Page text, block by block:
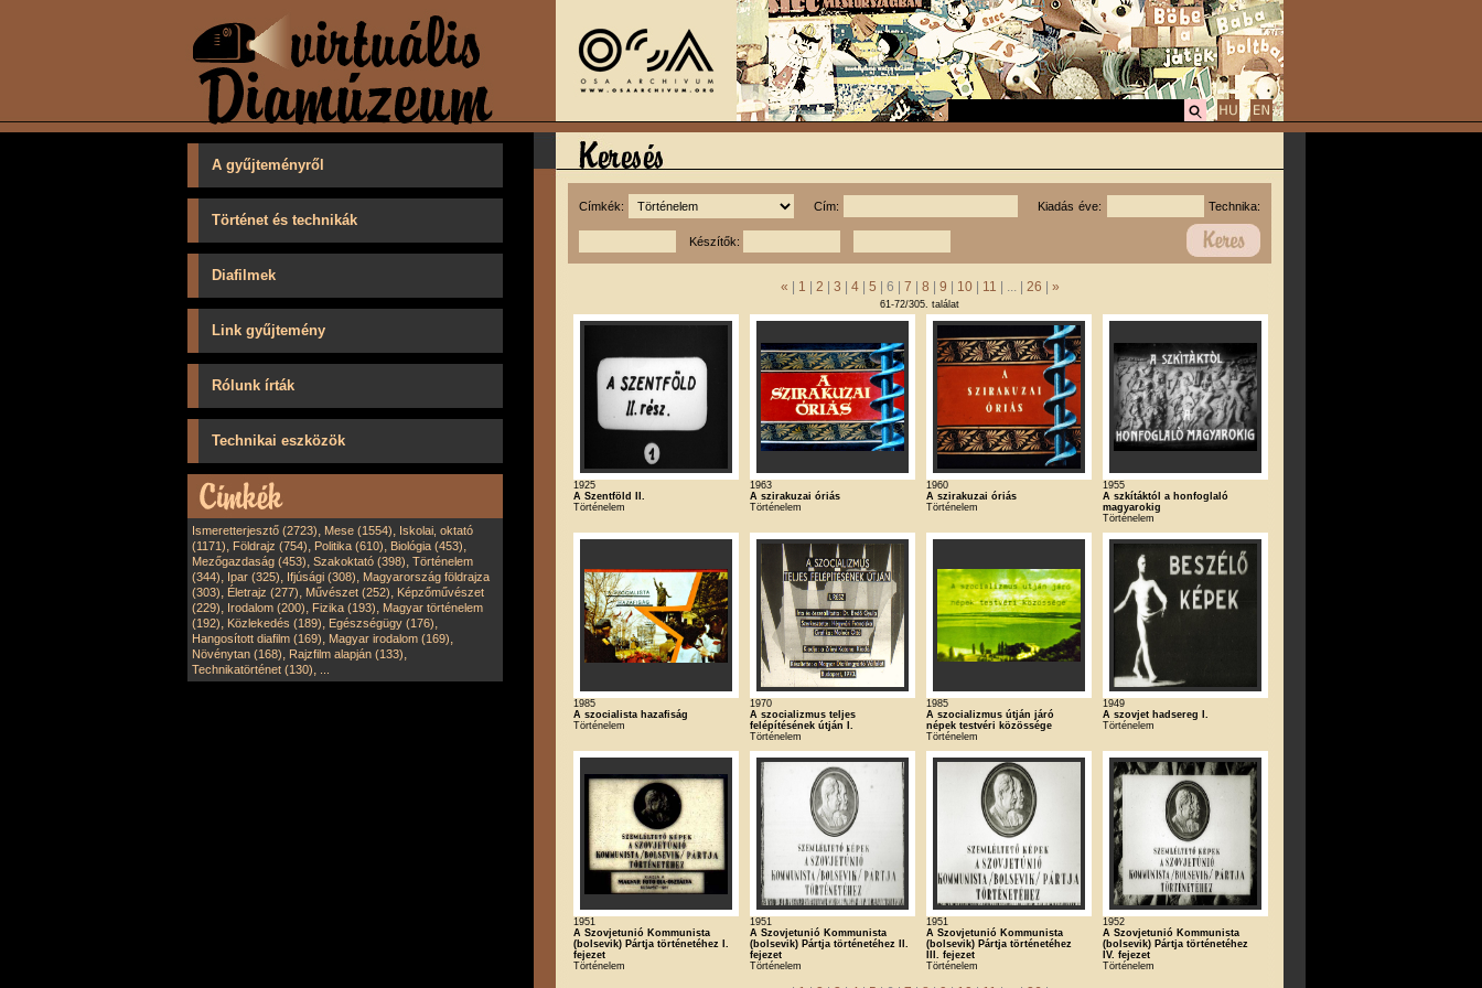
A gyűjteményről
Történet és technikák
Diafilmek
Link gyűjtemény
Rólunk írták
Technikai eszközök
Ismeretterjesztő (2723), Mese (1554), Iskolai, oktató
(1171), Földrajz (754), Politika (610), Biológia (453),
Mezőgazdaság (453), Szakoktató (398), Történelem
(344), Ipar (325), Ifjúsági (308), Magyarország földrajza
(303), Életrajz (277), Művészet (252), Képzőművészet
(229), Irodalom (200), Fizika (193), Magyar történelem
(192), Közlekedés (189), Egészségügy (176),
Hangosított diafilm (169), Magyar irodalom (169),
Növénytan (168), Rajzfilm alapján (133),
Technikatörténet (130),
Címkék: Cím: Kiadás éve: Technika:
Készítők:
« | 1 | 2 | 3 | 4| 5 | 6 | 7 | 8 | 9 | 10| 11 | ... | 26 | »
61-72/305. találat
1925
A Szentföld II.
Történelem
1963
A szirakuzai óriás
Történelem
1960
A szirakuzai óriás
Történelem
1955
A szkítáktól a honfoglaló
magyarokig
Történelem
1985
A szocialista hazafiság
Történelem
1970
A szocializmus teljes
felépítésének útján I.
Történelem
1985
A szocializmus útján járó
népek testvéri közössége
Történelem
1949
A szovjet hadsereg I.
Történelem
1951
A Szovjetunió Kommunista
(bolsevik) Pártja történetéhez I.
fejezet
Történelem
1951
A Szovjetunió Kommunista
(bolsevik) Pártja történetéhez II.
fejezet
Történelem
1951
A Szovjetunió Kommunista
(bolsevik) Pártja történetéhez
III. fejezet
Történelem
1952
A Szovjetunió Kommunista
(bolsevik) Pártja történetéhez
IV. fejezet
Történelem